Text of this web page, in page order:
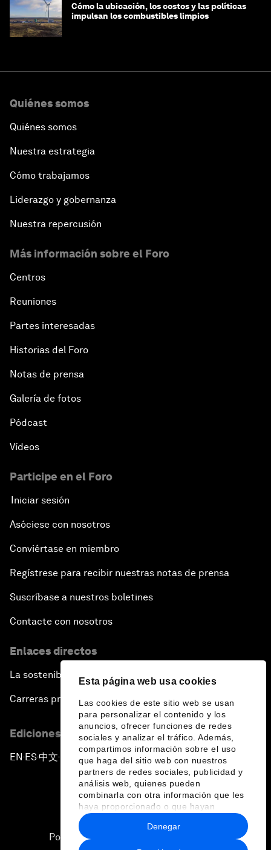
Esta página web usa cookies
Las cookies de este sitio web se usan
para personalizar el contenido y los
anuncios, ofrecer funciones de redes
sociales y analizar el tráfico. Además,
compartimos información sobre el uso
que haga del sitio web con nuestros
partners de redes sociales, publicidad y
análisis web, quienes pueden
combinarla con otra información que les
haya proporcionado o que hayan
recopilado a partir del uso que haya
hecho de sus servicios.
Denegar
Cómo la ubicación, los costos y las políticas
impulsan los combustibles limpios
Quiénes somos
Quiénes somos
Nuestra estrategia
Cómo trabajamos
Liderazgo y gobernanza
Nuestra repercusión
Más información sobre el Foro
Centros
Reuniones
Partes interesadas
Historias del Foro
Notas de prensa
Galería de fotos
Pódcast
Vídeos
Participe en el Foro
Iniciar sesión
Asóciese con nosotros
Conviértase en miembro
Regístrese para recibir nuestras notas de prensa
Suscríbase a nuestros boletines
Contacte con nosotros
Enlaces directos
La sostenibilidad en el Foro
Carreras profesionales
Ediciones en otros idiomas
EN ▪ES▪中文▪ 日本語
Política de privacidad y normas de uso